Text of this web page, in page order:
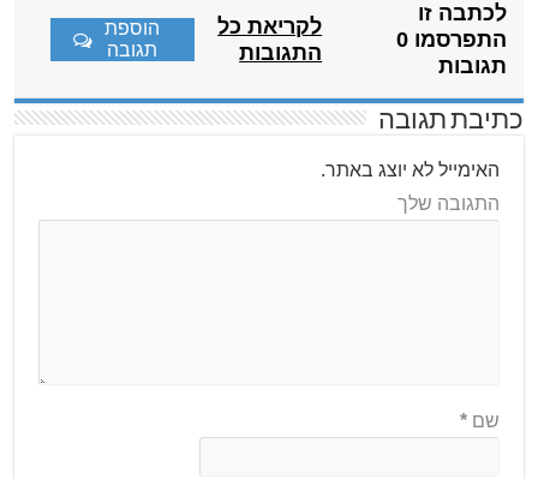
לכתבה זו
התפרסמו 0
תגובות
לקריאת כל
התגובות
הוספת
תגובה
כתיבת תגובה
האימייל לא יוצג באתר.
התגובה שלך
שם*